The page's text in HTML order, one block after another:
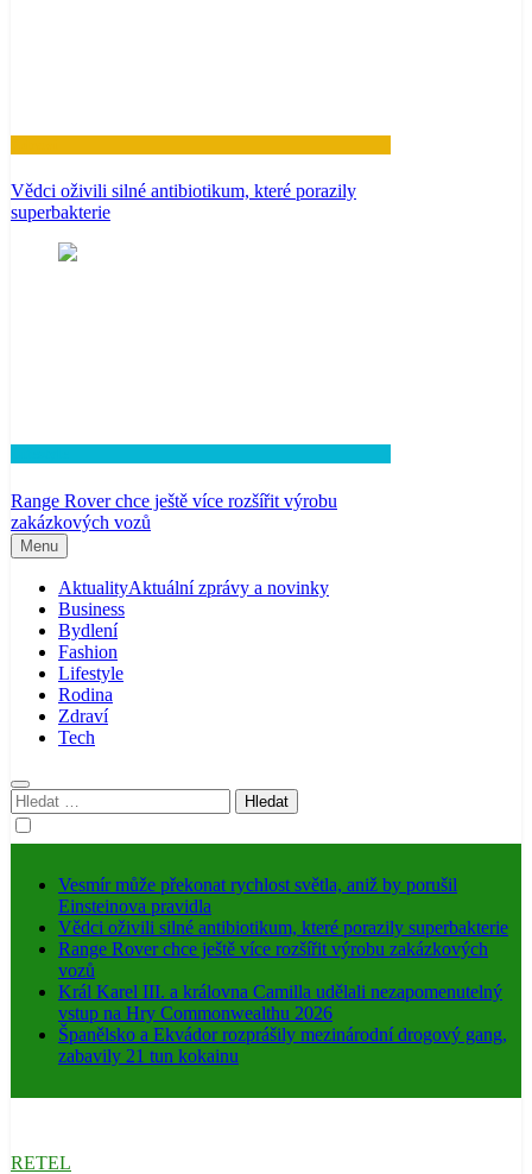
Vědci oživili silné antibiotikum, které porazily
superbakterie
Range Rover chce ještě více rozšířit výrobu
zakázkových vozů
Menu
AktualityAktuální zprávy a novinky
Business
Bydlení
Fashion
Lifestyle
Rodina
Zdraví
Tech
Vyhledávání
Vesmír může překonat rychlost světla, aniž by porušil
Einsteinova pravidla
Vědci oživili silné antibiotikum, které porazily superbakterie
Range Rover chce ještě více rozšířit výrobu zakázkových
vozů
Král Karel III. a královna Camilla udělali nezapomenutelný
vstup na Hry Commonwealthu 2026
Španělsko a Ekvádor rozprášily mezinárodní drogový gang,
zabavily 21 tun kokainu
RETEL